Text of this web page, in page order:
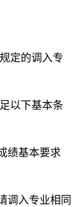
定的调入专
以下基本条
绩基本要求
调入专业相同